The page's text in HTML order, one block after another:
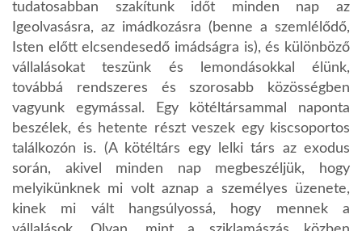
tudatosabban szakítunk időt minden nap az
Igeolvasásra, az imádkozásra (benne a szemlélődő,
Isten előtt elcsendesedő imádságra is), és különböző
vállalásokat teszünk és lemondásokkal élünk,
továbbá rendszeres és szorosabb közösségben
vagyunk egymással. Egy kötéltársammal naponta
beszélek, és hetente részt veszek egy kiscsoportos
találkozón is. (A kötéltárs egy lelki társ az exodus
során, akivel minden nap megbeszéljük, hogy
melyikünknek mi volt aznap a személyes üzenete,
kinek mi vált hangsúlyossá, hogy mennek a